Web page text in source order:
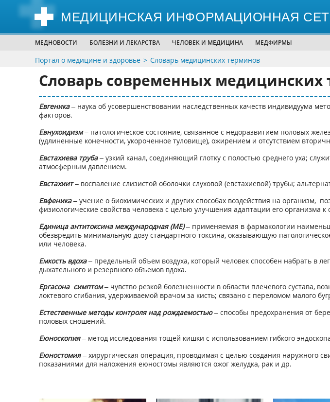
МЕДИЦИНСКАЯ ИНФОРМАЦИОННАЯ
МЕДНОВОСТИ БОЛЕЗНИ И ЛЕКАРСТВА ЧЕЛОВЕК И МЕДИЦИНА МЕДФИРМЫ
Портал о медицине и здоровье Словарь медицинских терминов
Словарь современных медицинских
Евгеника– наука об усовершенствовании наследственных качеств индивидуума
факторов.
Евнухоидизм– патологическое состояние, связанное с недоразвитием половых
(удлиненные конечности, укороченное туловище), ожирением и отсутствием
Евстахиева труба– узкий канал, соединяющий глотку с полостью среднего уха;
атмосферным давлением.
Евстахиит– воспаление слизистой оболочки слуховой (евстахиевой) трубы;
Евфеника– учение о биохимических и других способах воздействия на организм,
физиологические свойства человека с целью улучшения адаптации его организма к
Единица антитоксина международная (ME)– применяемая в фармакологии
обезвредить минимальную дозу стандартного токсина, оказывающую
или человека.
Емкость вдоха– предельный объем воздуха, который человек способен набрать в
дыхательного и резервного объемов вдоха.
Ергасона симптом– чувство резкой болезненности в области плечевого сустава,
локтевого сгибания, удерживаемой врачом за кисть; связано с переломом малого
Естественные методы контроля над рождаемостью– способы предохранения от
половых сношений.
Еюноскопия– метод исследования тощей кишки с использованием гибкого
Еюностомия– хирургическая операция, проводимая с целью создания наружного
показаниями для наложения еюностомы являются ожог желудка, рак и др.